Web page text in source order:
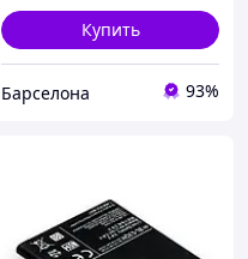
Купить
Барселона 93%